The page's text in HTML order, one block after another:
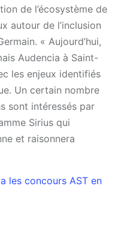
de l’écosystème de
autour de l’inclusion
« Aujourd’hui,
Audencia à Saint-
les enjeux identifiés
Un certain nombre
sont intéressés par
Sirius qui
et raisonnera
les concours AST en